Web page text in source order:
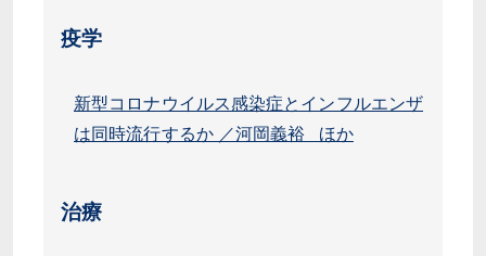
疫学
新型コロナウイルス感染症とインフルエンザ
は同時流行するか ／河岡義裕 ほか
治療